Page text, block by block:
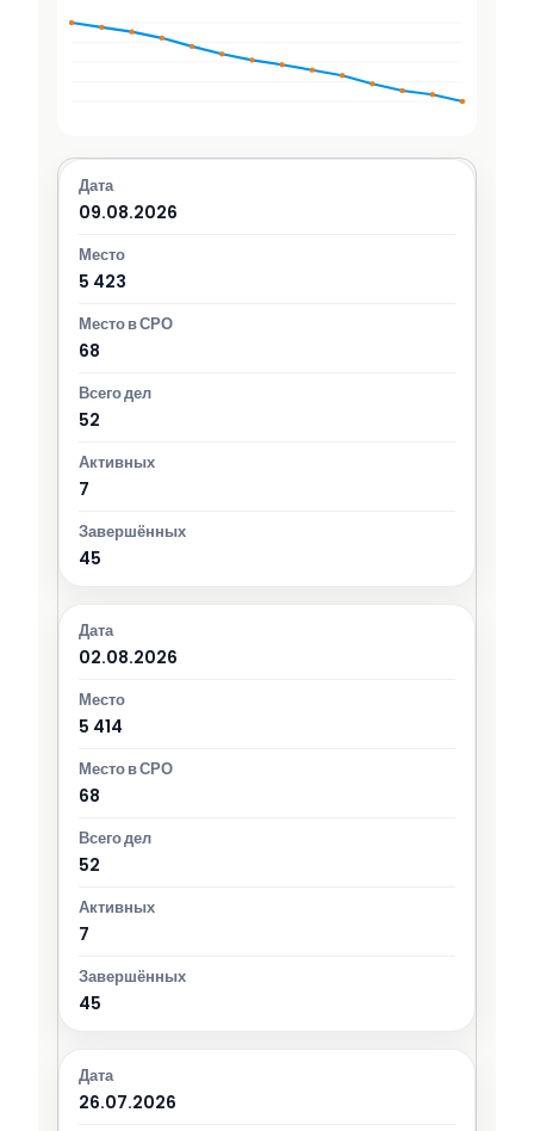
09.08.2026
5 423
68
52
7
45
02.08.2026
5 414
68
52
7
45
26.07.2026